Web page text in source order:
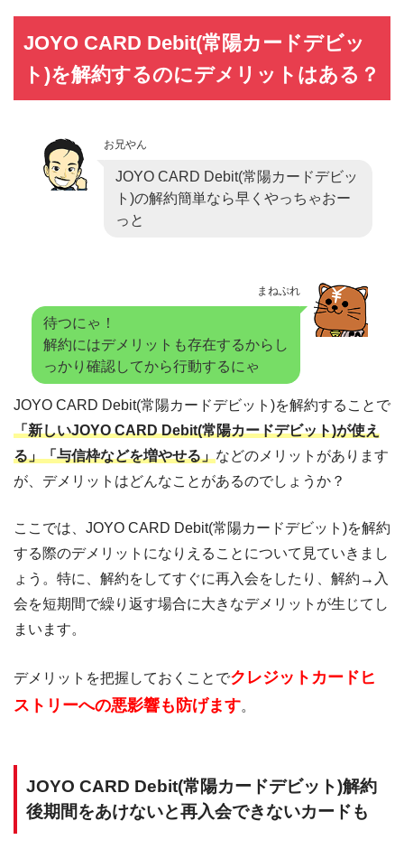
JOYO CARD Debit(常陽カードデビッ
ト)を解約するのにデメリットはある？
お兄やん
JOYO CARD Debit(常陽カードデビッ
ト)の解約簡単なら早くやっちゃおー
っと
まねぷれ
待つにゃ！
解約にはデメリットも存在するからし
っかり確認してから行動するにゃ
JOYO CARD Debit(常陽カードデビット)を解約することで
「新しいJOYO CARD Debit(常陽カードデビット)が使え
る」「与信枠などを増やせる」などのメリットがあります
が、デメリットはどんなことがあるのでしょうか？
ここでは、JOYO CARD Debit(常陽カードデビット)を解約
する際のデメリットになりえることについて見ていきまし
ょう。特に、解約をしてすぐに再入会をしたり、解約→入
会を短期間で繰り返す場合に大きなデメリットが生じてし
まいます。
デメリットを把握しておくことでクレジットカードヒ
ストリーへの悪影響も防げます。
JOYO CARD Debit(常陽カードデビット)解約
後期間をあけないと再入会できないカードも